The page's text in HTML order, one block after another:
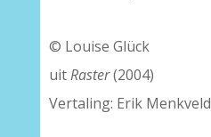
© Louise Glück
uitRaster(2004)
Vertaling: Erik Menkveld